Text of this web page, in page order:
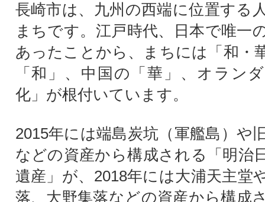
長崎市は、九州の西端に位置する
まちです。江戸時代、日本で唯一
あったことから、まちには「和・
「和」、中国の「華」、オラン
化」が根付いています。
2015年には端島炭坑（軍艦島）や
などの資産から構成される「明治
遺産」が、2018年には大浦天主堂
落、大野集落などの資産から構成